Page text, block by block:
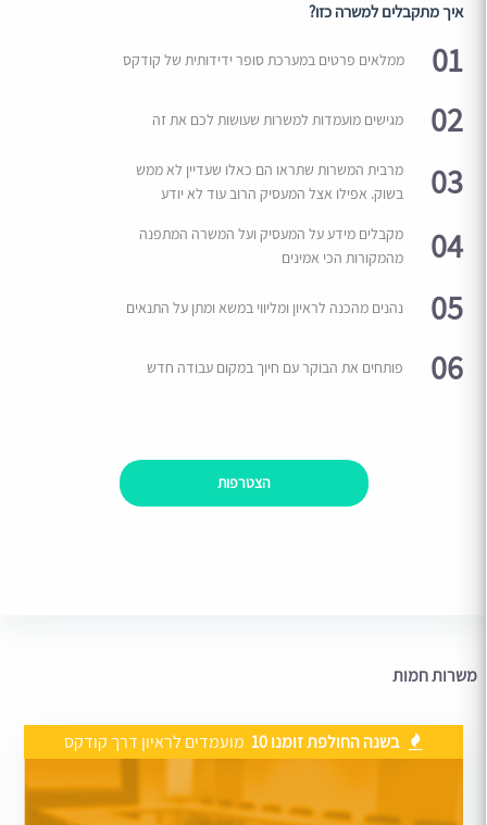
איך מתקבלים למשרה כזו?
01 ממלאים פרטים במערכת סופר ידידותית של קודקס
02 מגישים מועמדות למשרות שעושות לכם את זה
03
מרבית המשרות שתראו הם כאלו שעדיין לא ממש
בשוק. אפילו אצל המעסיק הרוב עוד לא יודע
04
מקבלים מידע על המעסיק ועל המשרה המתפנה
מהמקורות הכי אמינים
05 נהנים מהכנה לראיון ומליווי במשא ומתן על התנאים
06 פותחים את הבוקר עם חיוך במקום עבודה חדש
הצטרפות
משרות חמות
בשנה החולפת זומנו 10 מועמדים לראיון דרך קודקס